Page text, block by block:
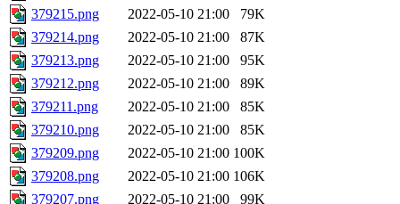
379215.png
2022-05-10 21:00
79K
379214.png
2022-05-10 21:00
87K
379213.png
2022-05-10 21:00
95K
379212.png
2022-05-10 21:00
89K
379211.png
2022-05-10 21:00
85K
379210.png
2022-05-10 21:00
85K
379209.png
2022-05-10 21:00 100K
379208.png
2022-05-10 21:00 106K
379207.png
2022-05-10 21:00
99K